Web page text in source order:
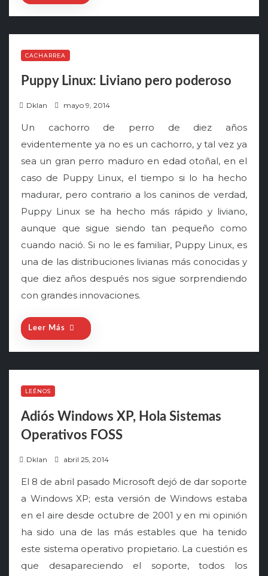
CACHARREA
Puppy Linux: Liviano pero poderoso
Dklan
s
t
e
mayo 9, 2014
Un cachorro de perro de diez años
evidentemente ya no es un cachorro, y tal vez ya
sea un gran perro maduro en edad otoñal, en el
caso de Puppy Linux, el tiempo si lo ha hecho
madurar, pero contrario a los caninos de verdad,
Puppy Linux se ha hecho más rápido y liviano,
aunque que sigue siendo tan pequeño como
cuando nació. Si no le es familiar, Puppy Linux, es
una de las distribuciones livianas más conocidas y
que diez años después nos sigue sorprendiendo
con grandes innovaciones.
Leer Más
LEÉNOS
Adiós Windows XP, Hola Sistemas
Operativos FOSS
Dklan
s
t
e
d
o
abril 25, 2014
El 8 de abril pasado Microsoft dejó de dar soporte
a Windows XP; esta versión de Windows estaba
en el aire desde octubre de 2001 y en mi opinión
ha sido una de las más estables que ha tenido
este sistema operativo propietario. La cuestión es
que desapareciendo el soporte, todos los